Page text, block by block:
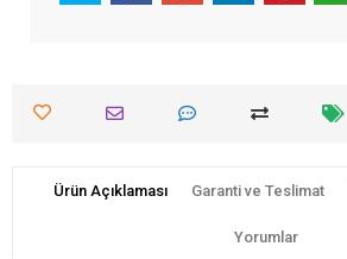
Ürün Açıklaması Garanti ve Teslimat
Yorumlar